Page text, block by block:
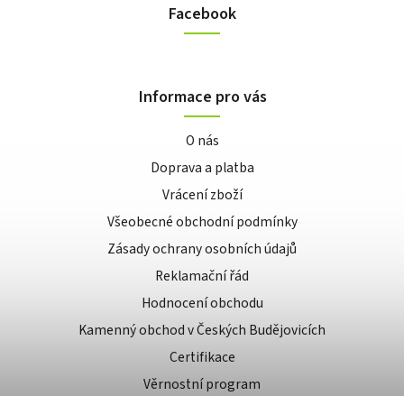
Facebook
Informace pro vás
O nás
Doprava a platba
Vrácení zboží
Všeobecné obchodní podmínky
Zásady ochrany osobních údajů
Reklamační řád
Hodnocení obchodu
Kamenný obchod v Českých Budějovicích
Certifikace
Věrnostní program